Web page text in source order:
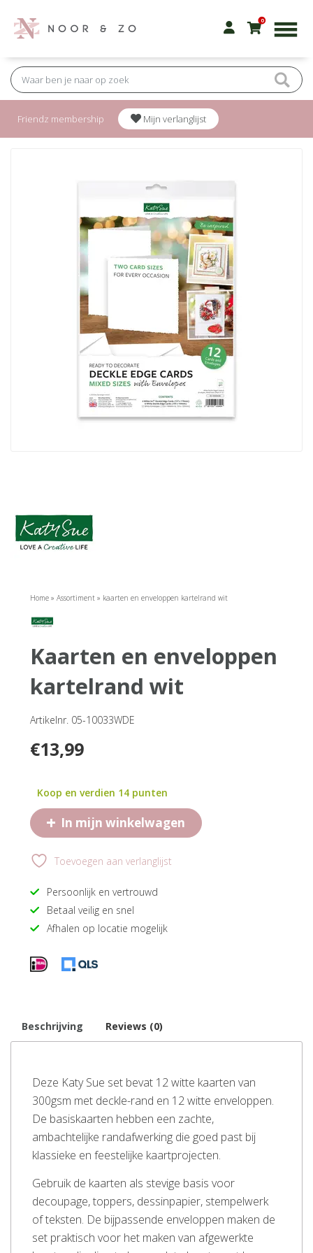
0
Friendz membership Mijn verlanglijst
Home » Assortiment » kaarten en enveloppen kartelrand wit
kaarten en enveloppen
kartelrand wit
Artikelnr. 05-10033WDE
€13,99
Koop en verdien 14 punten
+ In mijn winkelwagen
Toevoegen aan verlanglijst
Persoonlijk en vertrouwd
Betaal veilig en snel
Afhalen op locatie mogelijk
Beschrijving Reviews (0)
Deze Katy Sue set bevat 12 witte kaarten van
300gsm met deckle-rand en 12 witte enveloppen.
De basiskaarten hebben een zachte,
ambachtelijke randafwerking die goed past bij
klassieke en feestelijke kaartprojecten.
Gebruik de kaarten als stevige basis voor
decoupage, toppers, dessinpapier, stempelwerk
of teksten. De bijpassende enveloppen maken de
set praktisch voor het maken van afgewerkte